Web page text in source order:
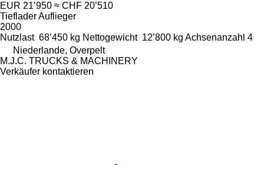
EUR 21’950 ≈ CHF 20’510
Tieflader Auflieger
2000
Nutzlast 68’450 kg Nettogewicht 12’800 kg Achsenanzahl 4
Niederlande, Overpelt
M.J.C. TRUCKS & MACHINERY
Verkäufer kontaktieren